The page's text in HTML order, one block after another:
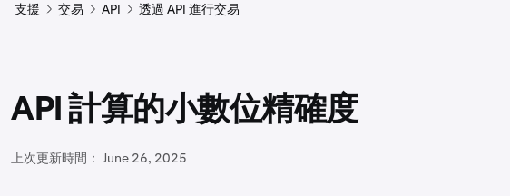
支援 交易 API 透過 API 進行交易
API 計算的小數位精確度
上次更新時間： June 26, 2025